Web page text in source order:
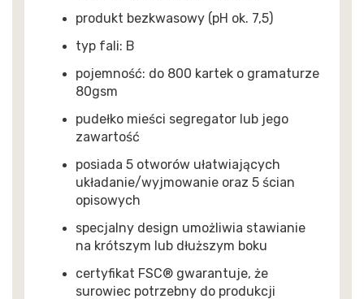
produkt bezkwasowy (pH ok. 7,5)
typ fali: B
pojemność: do 800 kartek o gramaturze
80gsm
pudełko mieści segregator lub jego
zawartość
posiada 5 otworów ułatwiających
układanie/wyjmowanie oraz 5 ścian
opisowych
specjalny design umożliwia stawianie
na krótszym lub dłuższym boku
certyfikat FSC® gwarantuje, że
surowiec potrzebny do produkcji